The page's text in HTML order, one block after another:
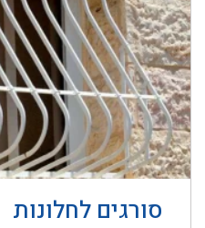
סורגים לחלונות